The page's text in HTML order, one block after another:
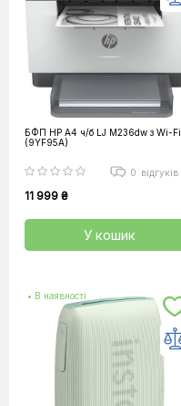
БФП HP А4 ч/б LJ M236dw з Wi-Fi
(9YF95A)
0 відгуків
11 999 ₴
У кошик
• В наявності